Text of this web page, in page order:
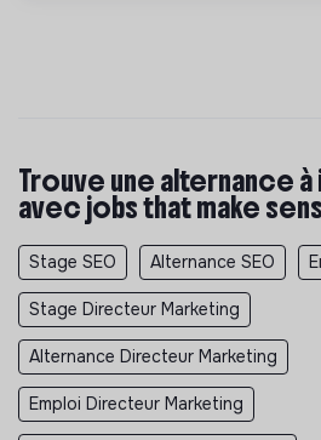
Trouve une alternance
avec jobs that make
Stage SEO Alternance SEO
Stage Directeur Marketing
Alternance Directeur Marketing
Emploi Directeur Marketing